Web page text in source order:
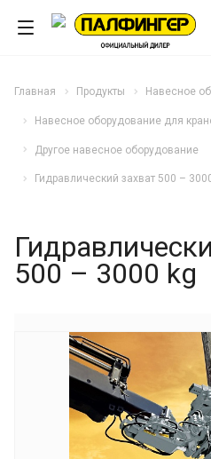
Главная Продукты Навесное
Навесное оборудование для
Другое навесное оборудование
Гидравлический захват 500 –
500 – 3000 kg